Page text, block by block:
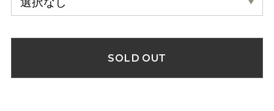
SOLD OUT